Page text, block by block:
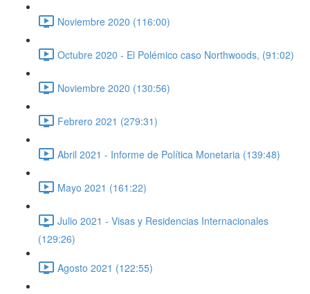
Noviembre 2020 (116:00)
Octubre 2020 - El Polémico caso Northwoods, (91:02)
Noviembre 2020 (130:56)
Febrero 2021 (279:31)
Abril 2021 - Informe de Política Monetaria (139:48)
Mayo 2021 (161:22)
Julio 2021 - Visas y Residencias Internacionales
(129:26)
Agosto 2021 (122:55)